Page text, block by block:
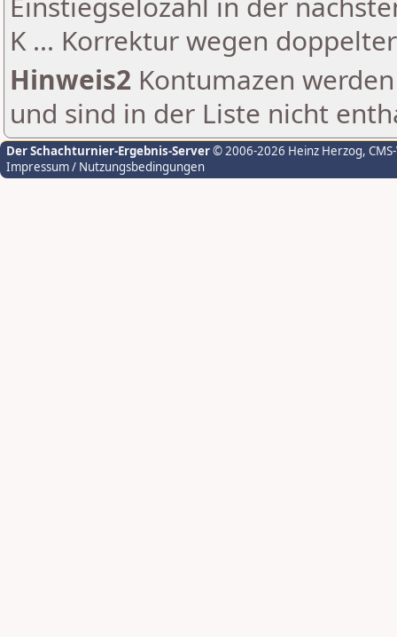
K ... Korrektur wegen
Hinweis2 Kontumazen
und sind in der Liste nicht
Der Schachturnier-Ergebnis-Server© 2006-2026 Heinz Herzog,
Impressum / Nutzungsbedingungen